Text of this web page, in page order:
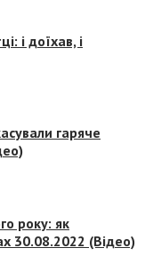
і доїхав, і
гаряче
року: як
30.08.2022 (Відео)